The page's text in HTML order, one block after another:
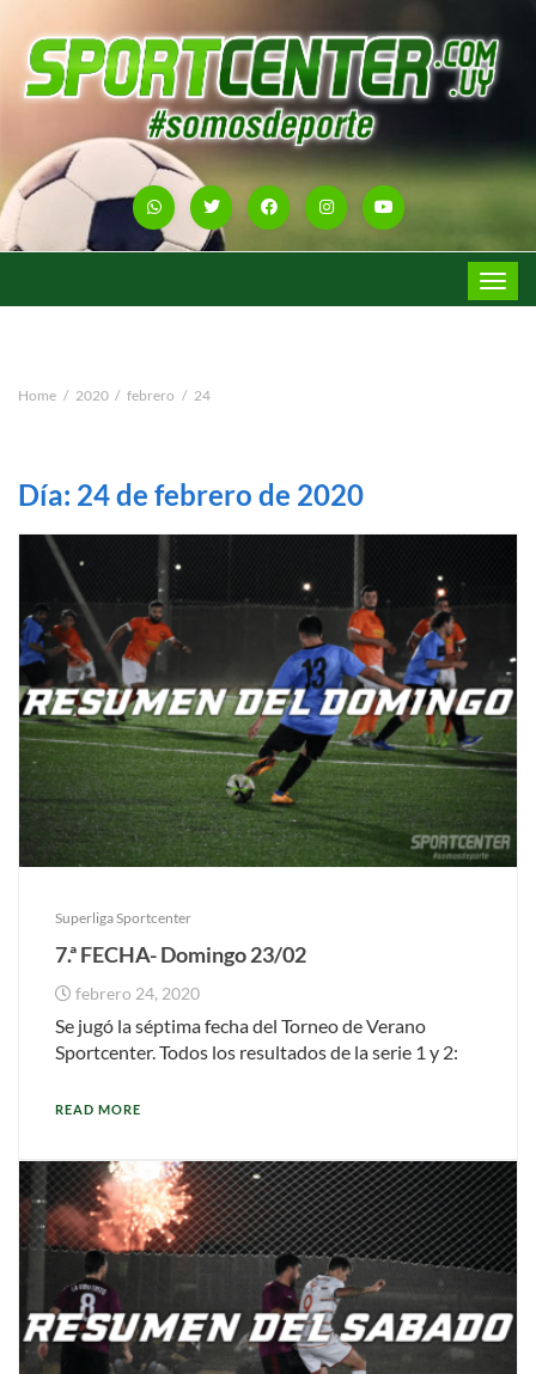
Toggle
Home 2020 febrero 24
Día: 24 de febrero de 2020
Superliga Sportcenter
7.ª FECHA- Domingo 23/02
febrero 24, 2020
Se jugó la séptima fecha del Torneo de Verano
Sportcenter. Todos los resultados de la serie 1 y 2:
READ MORE